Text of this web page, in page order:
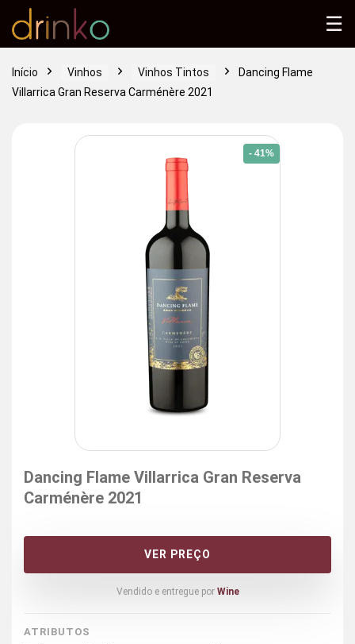
Início Vinhos Vinhos Tintos
Dancing Flame
Villarrica Gran Reserva Carménère 2021
- 41%
Dancing Flame Villarrica Gran Reserva
Carménère 2021
VER PREÇO
Vendido e entregue por Wine
ATRIBUTOS
☰